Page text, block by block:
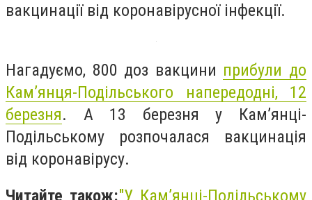
вакцинації від коронавірусної інфекції.
Нагадуємо, 800 доз вакцини прибули до
Кам’янця-Подільського напередодні, 12
березня. А 13 березня у Кам’янці-
Подільському розпочалася вакцинація
від коронавірусу.
Читайте також:"У Кам’янці-Подільському